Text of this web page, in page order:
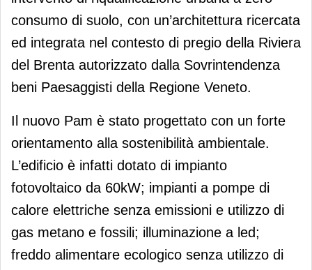
consumo di suolo, con un’architettura ricercata
ed integrata nel contesto di pregio della Riviera
del Brenta autorizzato dalla Sovrintendenza
beni Paesaggisti della Regione Veneto.
Il nuovo Pam è stato progettato con un forte
orientamento alla sostenibilità ambientale.
L’edificio è infatti dotato di impianto
fotovoltaico da 60kW; impianti a pompe di
calore elettriche senza emissioni e utilizzo di
gas metano e fossili; illuminazione a led;
freddo alimentare ecologico senza utilizzo di